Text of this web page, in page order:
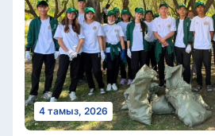
4 тамыз, 2026